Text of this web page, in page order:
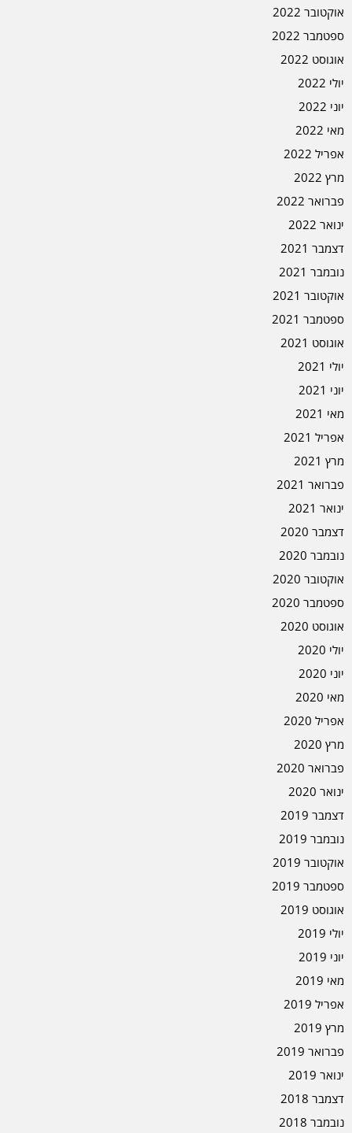
אוקטובר 2022
ספטמבר 2022
אוגוסט 2022
יולי 2022
יוני 2022
מאי 2022
אפריל 2022
מרץ 2022
פברואר 2022
ינואר 2022
דצמבר 2021
נובמבר 2021
אוקטובר 2021
ספטמבר 2021
אוגוסט 2021
יולי 2021
יוני 2021
מאי 2021
אפריל 2021
מרץ 2021
פברואר 2021
ינואר 2021
דצמבר 2020
נובמבר 2020
אוקטובר 2020
ספטמבר 2020
אוגוסט 2020
יולי 2020
יוני 2020
מאי 2020
אפריל 2020
מרץ 2020
פברואר 2020
ינואר 2020
דצמבר 2019
נובמבר 2019
אוקטובר 2019
ספטמבר 2019
אוגוסט 2019
יולי 2019
יוני 2019
מאי 2019
אפריל 2019
מרץ 2019
פברואר 2019
ינואר 2019
דצמבר 2018
נובמבר 2018